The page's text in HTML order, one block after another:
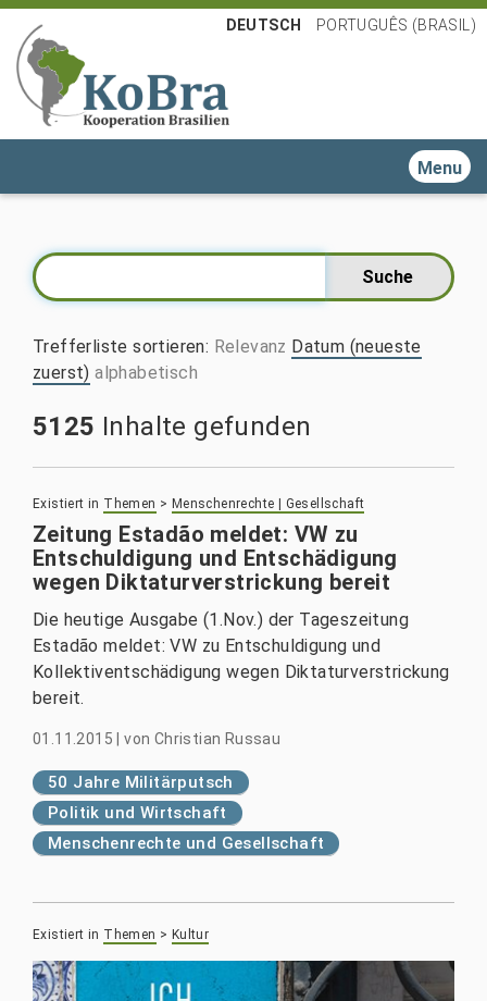
DEUTSCH PORTUGUÊS (BRASIL)
Toggle
Trefferliste sortieren: Relevanz Datum (neueste
zuerst) alphabetisch
5125 Inhalte gefunden
Existiert in Themen > Menschenrechte | Gesellschaft
Zeitung Estadão meldet: VW zu
Entschuldigung und Entschädigung
wegen Diktaturverstrickung bereit
Die heutige Ausgabe (1.Nov.) der Tageszeitung
Estadão meldet: VW zu Entschuldigung und
Kollektiventschädigung wegen Diktaturverstrickung
bereit.
01.11.2015 |von Christian Russau
50 Jahre Militärputsch
Politik und Wirtschaft
Menschenrechte und Gesellschaft
Existiert in Themen > Kultur